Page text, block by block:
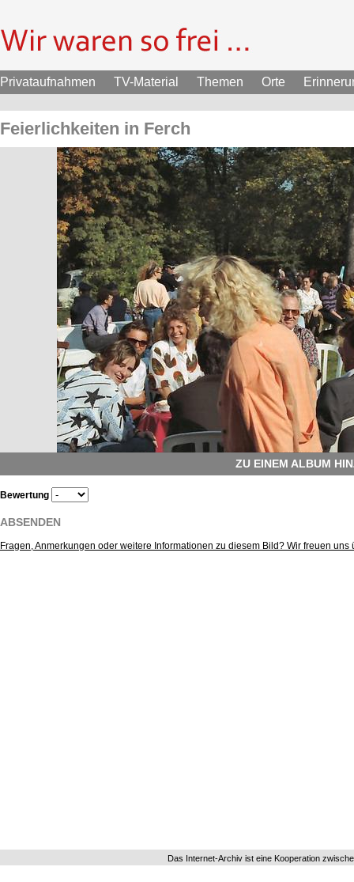
Privataufnahmen TV-Material Themen Orte
Feierlichkeiten in Ferch
ZU EINEM ALBUM
Bewertung
ABSENDEN
Fragen, Anmerkungen oder weitere Informationen zu diesem Bild? Wir freuen uns
Das Internet-Archiv ist eine Kooperation